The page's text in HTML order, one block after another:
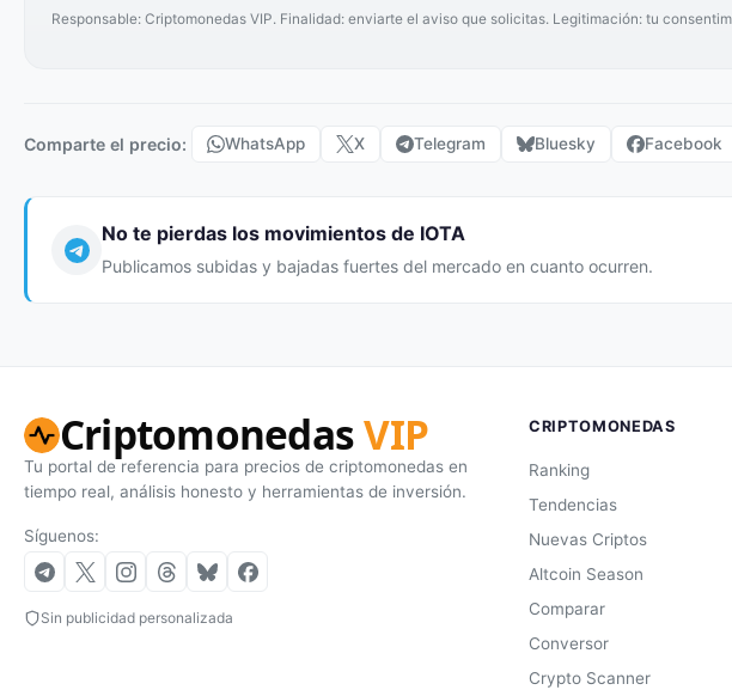
Responsable: Criptomonedas VIP. Finalidad: enviarte el aviso que solicitas. Legitimación: tu
Comparte el precio: WhatsApp X Telegram Bluesky Facebook
No te pierdas los movimientos de IOTA
Publicamos subidas y bajadas fuertes del mercado en cuanto ocurren.
CriptomonedasVIP
Tu portal de referencia para precios de criptomonedas en
tiempo real, análisis honesto y herramientas de inversión.
Síguenos:
Sin publicidad personalizada
CRIPTOMONEDAS
Ranking
Tendencias
Nuevas Criptos
Altcoin Season
Comparar
Conversor
Crypto Scanner